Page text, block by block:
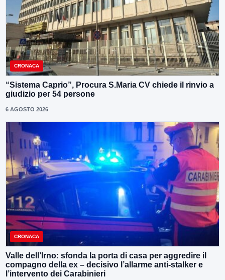
CRONACA
“Sistema Caprio”, Procura S.Maria CV chiede il rinvio a
giudizio per 54 persone
6 AGOSTO 2026
CRONACA
Valle dell’Irno: sfonda la porta di casa per aggredire il
compagno della ex – decisivo l’allarme anti-stalker e
l’intervento dei Carabinieri